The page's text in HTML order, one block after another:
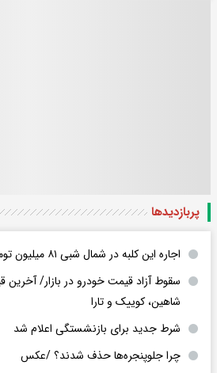
پربازدید‌ها
اجاره این کلبه در شمال شبی ۸۱ میلیون تومان است/ عکس
سقوط آزاد قیمت خودرو در بازار/ آخرین
شاهین، کوییک و تارا
شرط جدید برای بازنشستگی اعلام شد
چرا جلوپنجره‌ها حذف شدند؟ /عکس